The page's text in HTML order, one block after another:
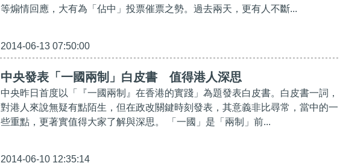
等煽情回應，大有為「佔中」投票催票之勢。過去兩天，更有人不斷...
2014-06-13 07:50:00
中央發表「一國兩制」白皮書 值得港人深思
中央昨日首度以「『一國兩制』在香港的實踐」為題發表白皮書。白皮書一詞，
對港人來說無疑有點陌生，但在政改關鍵時刻發表，其意義非比尋常，當中的一
些重點，更著實值得大家了解與深思。 「一國」是「兩制」前...
2014-06-10 12:35:14